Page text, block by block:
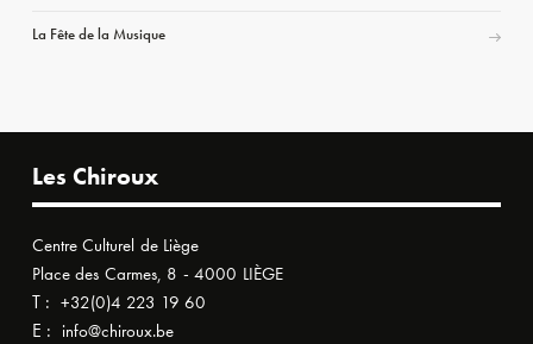
La Fête de la Musique
Les Chiroux
Centre Culturel de Liège
Place des Carmes, 8 - 4000 LIÈGE
T : +32(0)4 223 19 60
E : info@chiroux.be